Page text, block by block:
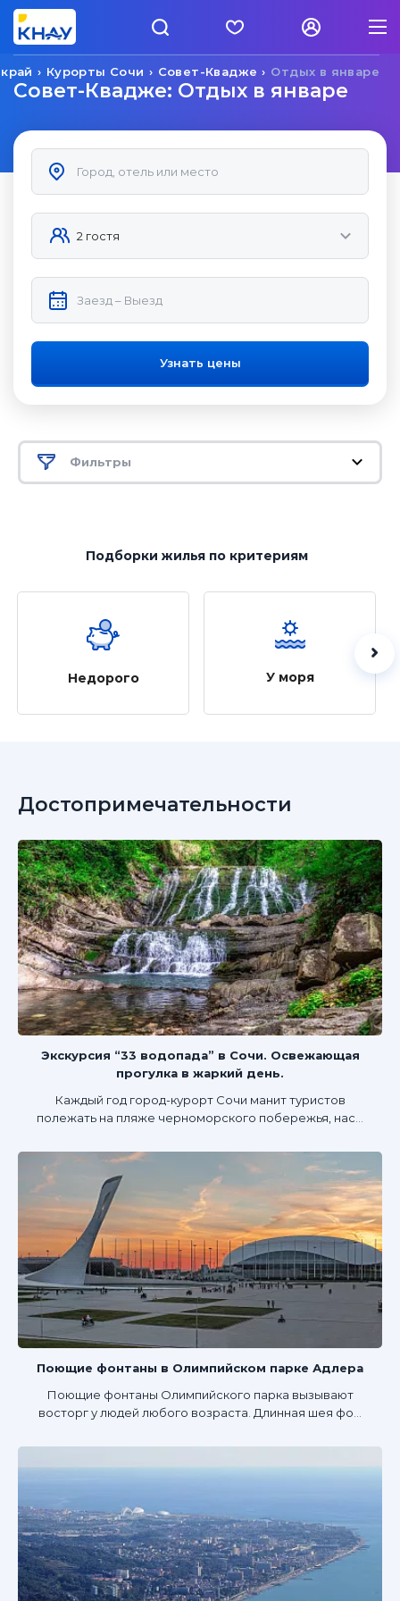
Отдых в январе
Совет-Квадже
Курорты Сочи
Совет-Квадже: Отдых в январе
Узнать цены
Фильтры
Подборки жильяпо критериям
Недорого У моря
Достопримечательности
Экскурсия “33 водопада” в Сочи. Освежающая
прогулка в жаркий день.
Каждый год город-курорт Сочи манит туристов
полежать на пляже черноморского побережья, нас...
Поющие фонтаны в Олимпийском парке Адлера
Поющие фонтаны Олимпийского парка вызывают
восторг у людей любого возраста. Длинная шея фо...